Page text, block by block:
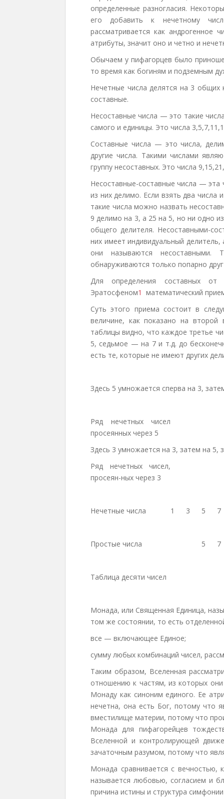
определенные разногласия.
его добавить к нечетному
рассматривается как
атрибуты, значит оно и четно и
Обычаем у пифагорцев было
то время как богиням и подземным
Нечетные числа делятся на 3 общих
составные.
Несоставные числа — это такие
самого и единицы. Это числа
Составные числа — это числа,
другие числа. Такими числами
группу несоставных. Это числа
Несоставные-составные числа —
из них делимо. Если взять два
такие числа можно назвать
9 делимо на 3, а 25 на 5, но ни одно
общего делителя. Несоставными-
них имеет индивидуальный
они называются несоставными.
обнаруживаются только попарно
Для определения составных от
Эратосфеном1 математический
Суть этого приема состоит в
величине, как показано на второй
таблицы видно, что каждое третье
5, седьмое — на 7 и т.д. до
есть те, которые не имеют других
Здесь 5 умножается сперва на 3,
Ряд нечетных чисел
просеянных через 5
Здесь 3 умножается на 3, затем на 5,
Ряд нечетных чисел,
просеян-ных через 3
Нечетные числа 1 3 5 7
Простые числа 5 7
Таблица десяти чисел
Монада, или Священная Единица,
том же состоянии, то есть
все — включающее Единое;
сумму любых комбинаций чисел,
Таким образом, Вселенная
отношению к частям, из которых
Монаду как синоним единого. Ее
нечетна, она есть Бог, потому что
вместилище материи, потому что
Монада для пифагорейцев
Вселенной и контролирующей
зачаточным разумом, потому что
Монада сравнивается с
называется любовью, согласием и
причина истины и структура